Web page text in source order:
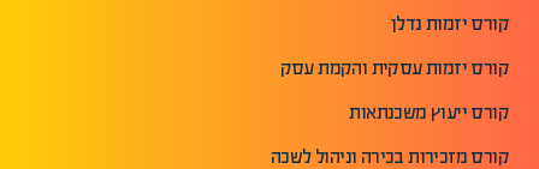
קורס יזמות נדלן
קורס יזמות עסקית והקמת עסק
קורס ייעוץ משכנתאות
קורס מזכירות בכירה וניהול לשכה